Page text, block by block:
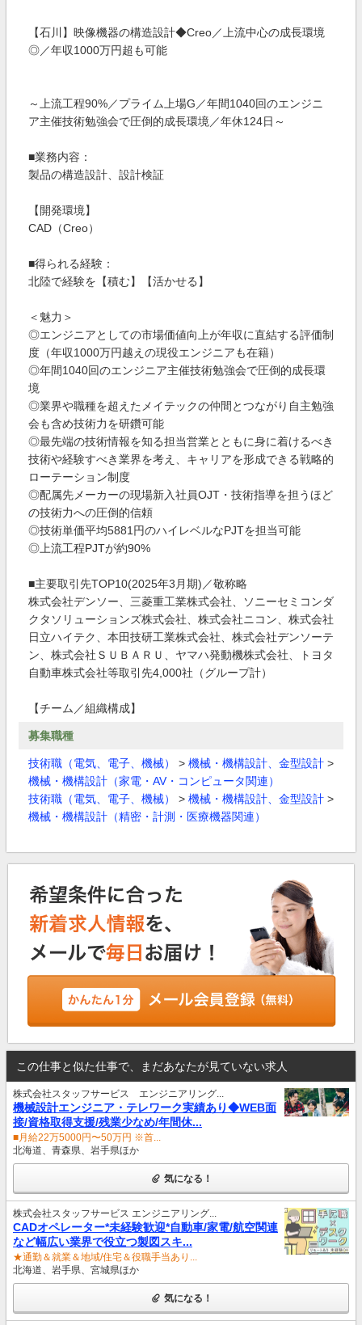
【石川】映像機器の構造設計◆Creo／上流中心の成長環境
◎／年収1000万円超も可能
～上流工程90%／プライム上場G／年間1040回のエンジニ
ア主催技術勉強会で圧倒的成長環境／年休124日～
■業務内容：
製品の構造設計、設計検証
【開発環境】
CAD（Creo）
■得られる経験：
北陸で経験を【積む】【活かせる】
＜魅力＞
◎エンジニアとしての市場価値向上が年収に直結する評価制
度（年収1000万円越えの現役エンジニアも在籍）
◎年間1040回のエンジニア主催技術勉強会で圧倒的成長環
境
◎業界や職種を超えたメイテックの仲間とつながり自主勉強
会も含め技術力を研鑽可能
◎最先端の技術情報を知る担当営業とともに身に着けるべき
技術や経験すべき業界を考え、キャリアを形成できる戦略的
ローテーション制度
◎配属先メーカーの現場新入社員OJT・技術指導を担うほど
の技術力への圧倒的信頼
◎技術単価平均5881円のハイレベルなPJTを担当可能
◎上流工程PJTが約90%
■主要取引先TOP10(2025年3月期)／敬称略
株式会社デンソー、三菱重工業株式会社、ソニーセミコンダ
クタソリューションズ株式会社、株式会社ニコン、株式会社
日立ハイテク、本田技研工業株式会社、株式会社デンソーテ
ン、株式会社ＳＵＢＡＲＵ、ヤマハ発動機株式会社、トヨタ
自動車株式会社等取引先4,000社（グループ計）
【チーム／組織構成】
募集職種
技術職（電気、電子、機械） > 機械・機構設計、金型設計 >
機械・機構設計（家電・AV・コンピュータ関連）
技術職（電気、電子、機械）
> 機械・機構設計、金型設計 >
機械・機構設計（精密・計測・医療機器関連）
この仕事と似た仕事で、まだあなたが見ていない求人
株式会社スタッフサービス エンジニアリング...
機械設計エンジニア・テレワーク実績あり◆WEB面
接/資格取得支援/残業少なめ/年間休...
■月給22万5000円〜50万円 ※首...
北海道、青森県、岩手県ほか
気になる！
株式会社スタッフサービス エンジニアリング...
CADオペレーター*未経験歓迎*自動車/家電/航空関連
など幅広い業界で役立つ製図スキ...
★通勤＆就業＆地域/住宅＆役職手当あり...
北海道、岩手県、宮城県ほか
気になる！